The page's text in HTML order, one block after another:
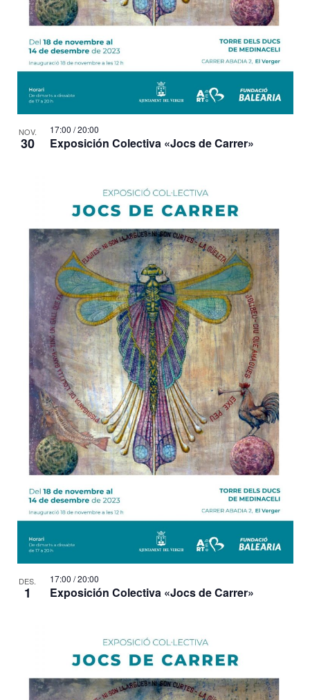
NOV.
30 Exposición Colectiva «Jocs de Carrer»
17:00 / 20:00
DES.
1 Exposición Colectiva «Jocs de Carrer»
17:00 / 20:00